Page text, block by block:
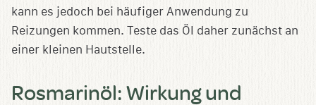
kann es jedoch bei häufiger Anwendung zu
Reizungen kommen. Teste das Öl daher zunächst an
einer kleinen Hautstelle.
Rosmarinöl: Wirkung und